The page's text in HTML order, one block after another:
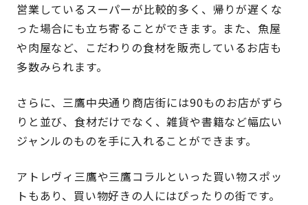
営業しているスーパーが比較的多く、帰りが遅くな
った場合にも立ち寄ることができます。また、魚屋
や肉屋など、こだわりの食材を販売しているお店も
多数みられます。
さらに、三鷹中央通り商店街には90ものお店がずら
りと並び、食材だけでなく、雑貨や書籍など幅広い
ジャンルのものを手に入れることができます。
アトレヴィ三鷹や三鷹コラルといった買い物スポッ
トもあり、買い物好きの人にはぴったりの街です。